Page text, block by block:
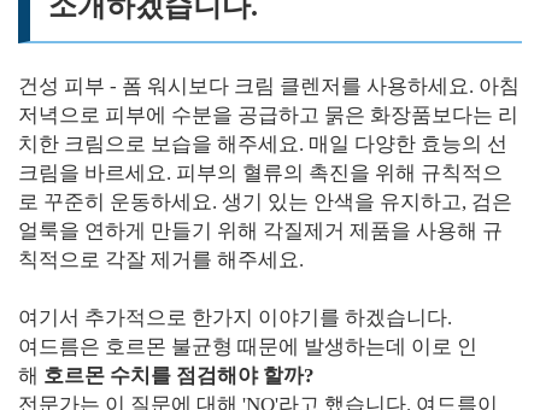
건성 피부 - 폼 워시보다 크림 클렌저를 사용하세요. 아침
저녁으로 피부에 수분을 공급하고 묽은 화장품보다는 리
치한 크림으로 보습을 해주세요. 매일 다양한 효능의 선
크림을 바르세요. 피부의 혈류의 촉진을 위해 규칙적으
로 꾸준히 운동하세요. 생기 있는 안색을 유지하고, 검은
얼룩을 연하게 만들기 위해 각질제거 제품을 사용해 규
칙적으로 각잘 제거를 해주세요.
여기서 추가적으로 한가지 이야기를 하겠습니다.
여드름은 호르몬 불균형 때문에 발생하는데 이로 인
해 호르몬 수치를 점검해야 할까?
전문가는 이 질문에 대해 'NO'라고 했습니다. 여드름이